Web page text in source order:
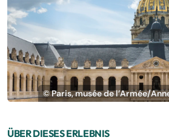
© Paris, musée de l’Armée/
ÜBER DIESES ERLEBNIS